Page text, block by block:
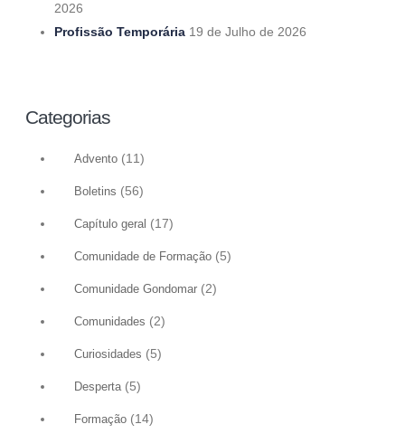
2026
Profissão Temporária 19 de Julho de 2026
Categorias
Advento (11)
Boletins (56)
Capítulo geral (17)
Comunidade de Formação (5)
Comunidade Gondomar (2)
Comunidades (2)
Curiosidades (5)
Desperta(5)
Formação (14)